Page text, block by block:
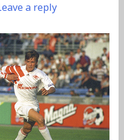
a reply